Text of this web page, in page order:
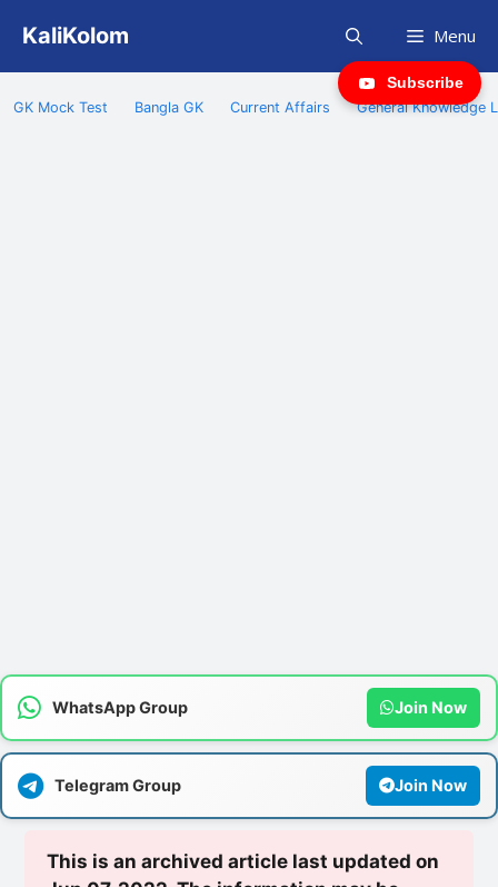
content
KaliKolom Menu
GK Mock Test Bangla GK Current Affairs General Knowledge
WhatsApp Group Join Now
Telegram Group Join Now
Subscribe
This is an archived article last updated on